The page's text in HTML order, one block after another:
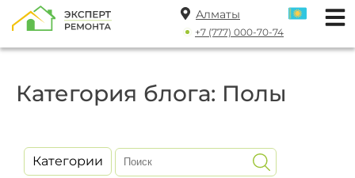
Алматы
+7 (777) 000-70-74
Категория блога: Полы
Категории